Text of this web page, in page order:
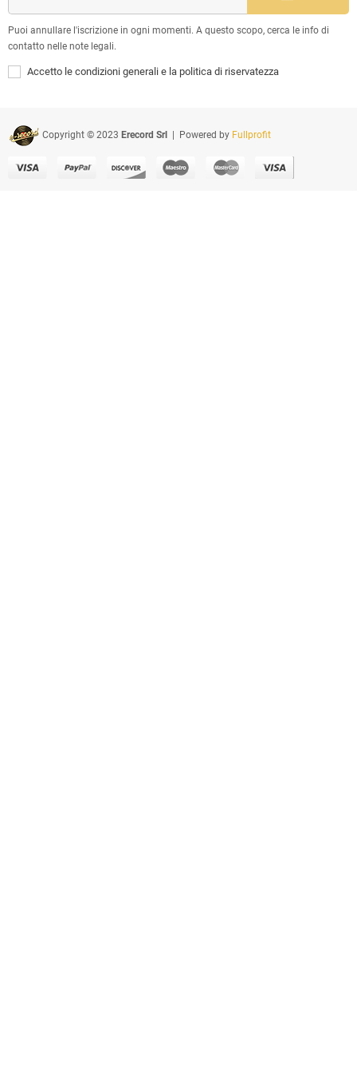
Puoi annullare l'iscrizione in ogni momenti. A questo scopo, cerca le info di
contatto nelle note legali.
Accetto le condizioni generali e la politica di riservatezza
Copyright © 2023 Erecord Srl | Powered by Fullprofit